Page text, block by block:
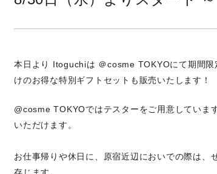
本日より Itoguchiは ＠cosme TOKYOにて期間
けのお得な特別ギフトセットも販売いたします！
@cosme TOKYOではテスターをご用意していま
いただけます。
お仕事帰りや休日に、原宿近辺においでの際は